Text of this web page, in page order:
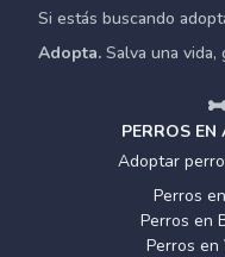
Si estás buscando
Adopta. Salva una
PERROS
Adoptar
Perros
Perros en
Perros en